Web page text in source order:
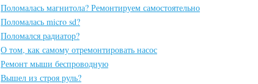
Поломалась магнитола? Ремонтируем самостоятельно
Поломалась micro sd?
Поломался радиатор?
О том, как самому отремонтировать насос
Ремонт мыши беспроводную
Вышел из строя руль?